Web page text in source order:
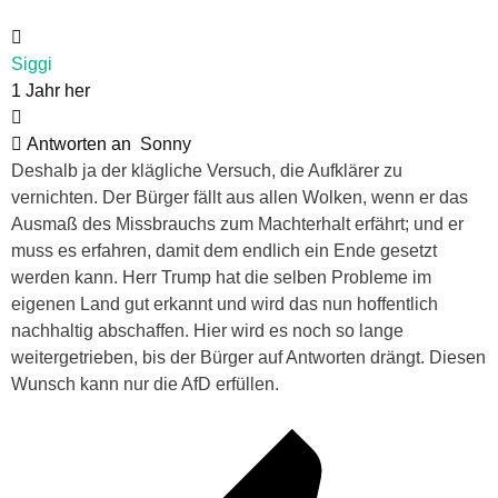
Siggi
1 Jahr her
Antworten an Sonny
Deshalb ja der klägliche Versuch, die Aufklärer zu
vernichten. Der Bürger fällt aus allen Wolken, wenn er das
Ausmaß des Missbrauchs zum Machterhalt erfährt; und er
muss es erfahren, damit dem endlich ein Ende gesetzt
werden kann. Herr Trump hat die selben Probleme im
eigenen Land gut erkannt und wird das nun hoffentlich
nachhaltig abschaffen. Hier wird es noch so lange
weitergetrieben, bis der Bürger auf Antworten drängt. Diesen
Wunsch kann nur die AfD erfüllen.